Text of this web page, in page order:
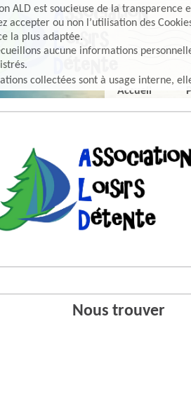
ALD est soucieuse de la transparence
accepter ou non l’utilisation des
la plus adaptée.
aucune informations
collectées sont à usage interne,
Accueil
Nous trouver